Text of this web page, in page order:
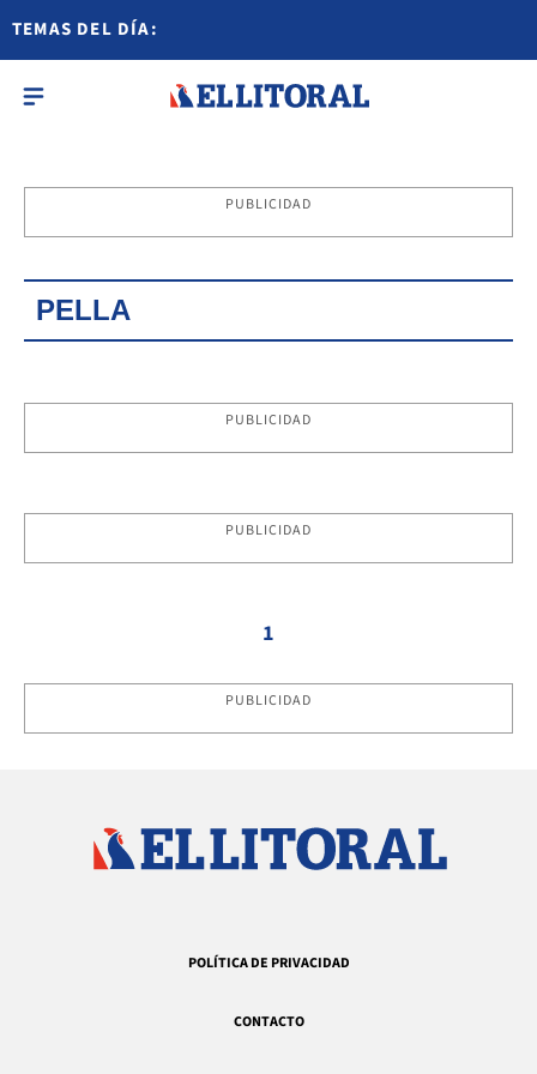
TEMAS DEL DÍA:
PUBLICIDAD
PELLA
PUBLICIDAD
PUBLICIDAD
1
PUBLICIDAD
POLÍTICA DE PRIVACIDAD
CONTACTO